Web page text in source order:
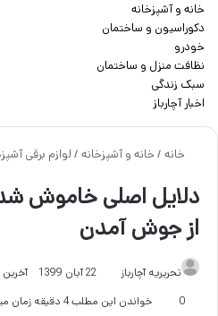
خانه و آشپزخانه
دکوراسیون و ساختمان
خودرو
نظافت منزل و ساختمان
سبک زندگی
اخبار آچارباز
خانه / خانه و آشپزخانه / لوازم برقی
دلایل اصلی خاموش
از جوش آمدن
تحریریه آچارباز 22 آبان 1399
آخرین به
0
خواندن این مطلب 4 دقیقه زمان میبرد